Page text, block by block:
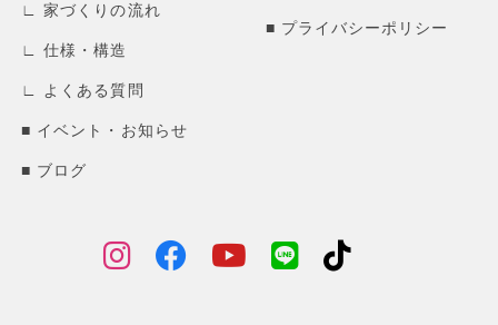
家づくりの流れ
仕様・構造
よくある質問
イベント・お知らせ
ブログ
プライバシーポリシー